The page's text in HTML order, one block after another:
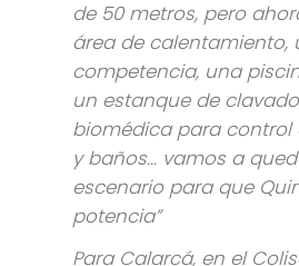
de 50 metros, pero
área de calentamiento,
competencia, una
un estanque de
biomédica para control
y baños… vamos a
escenario para que
potencia”
Para Calarcá, en el